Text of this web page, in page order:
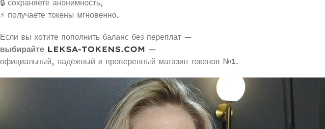
🔒 сохраняете анонимность,
⚡ получаете токены мгновенно.
Если вы хотите пополнить баланс без переплат —
выбирайте LEKSA-TOKENS.COM —
официальный, надёжный и проверенный магазин токенов №1.